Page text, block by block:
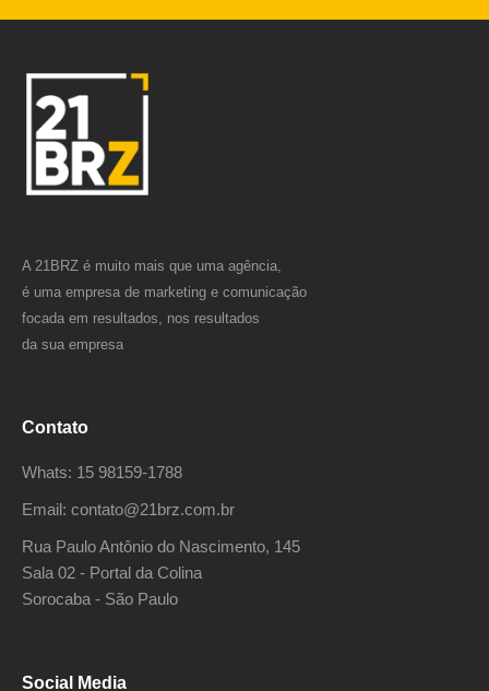
A 21BRZ é muito mais que uma agência,
é uma empresa de marketing e comunicação
focada em resultados, nos resultados
da sua empresa
Contato
Whats: 15 98159-1788
Email: contato@21brz.com.br
Rua Paulo Antônio do Nascimento, 145
Sala 02 - Portal da Colina
Sorocaba - São Paulo
Social Media